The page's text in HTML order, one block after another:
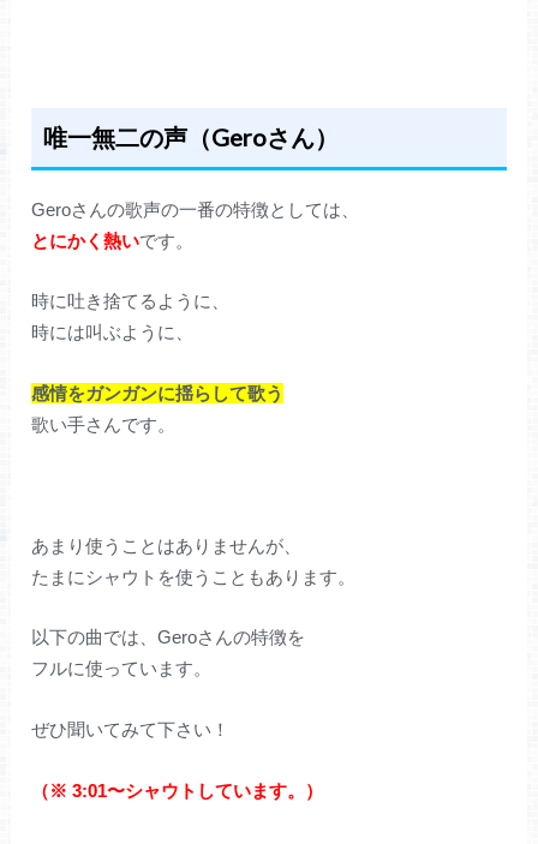
唯一無二の声（Geroさん）
Geroさんの歌声の一番の特徴としては、
とにかく熱いです。
時に吐き捨てるように、
時には叫ぶように、
感情をガンガンに揺らして歌う
歌い手さんです。
あまり使うことはありませんが、
たまにシャウトを使うこともあります。
以下の曲では、Geroさんの特徴を
フルに使っています。
ぜひ聞いてみて下さい！
（※ 3:01〜シャウトしています。）